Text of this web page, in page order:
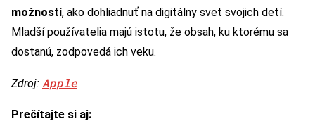
možností, ako dohliadnuť na digitálny svet svojich detí.
Mladší používatelia majú istotu, že obsah, ku ktorému sa
dostanú, zodpovedá ich veku.
Zdroj: Apple
Prečítajte si aj: